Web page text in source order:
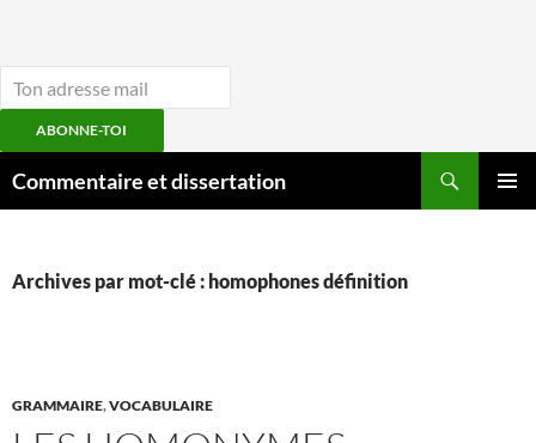
ABONNE-TOI
auCommentaire et dissertation
Archives par mot-clé : homophones définition
GRAMMAIRE,VOCABULAIRE